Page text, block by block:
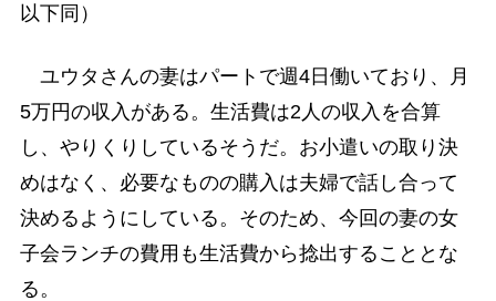
以下同）
ユウタさんの妻はパートで週4日働いており、月
5万円の収入がある。生活費は2人の収入を合算
し、やりくりしているそうだ。お小遣いの取り決
めはなく、必要なものの購入は夫婦で話し合って
決めるようにしている。そのため、今回の妻の女
子会ランチの費用も生活費から捻出することとな
る。